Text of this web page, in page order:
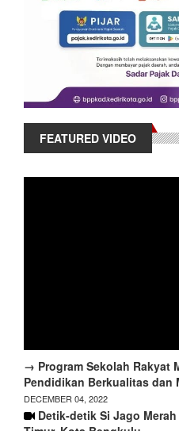
FEATURED VIDEO
→ Program Sekolah Rakyat
Pendidikan Berkualitas dan
DECEMBER 04, 2022
Detik-detik Si Jago